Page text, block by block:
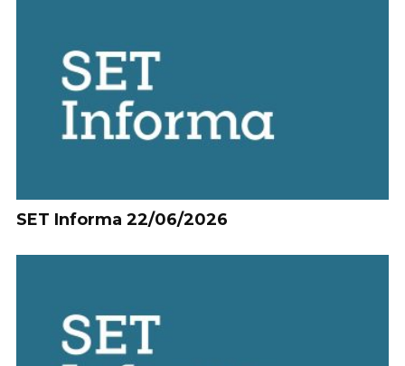
SET Informa 22/06/2026